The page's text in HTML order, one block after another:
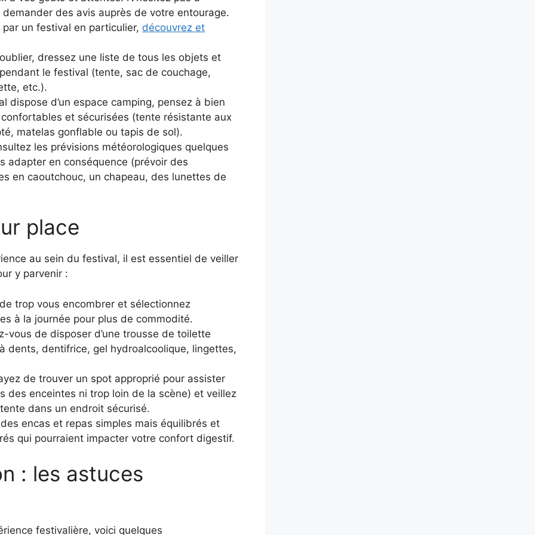
des avis auprès de votre entourage.
un festival en particulier, découvrez et
dressez une liste de tous les objets et
le festival (tente, sac de couchage,
etc.).
dispose d’un espace camping, pensez à bien
et sécurisées (tente résistante aux
matelas gonflable ou tapis de sol).
les prévisions météorologiques quelques
adapter en conséquence (prévoir des
en caoutchouc, un chapeau, des lunettes de
place
au sein du festival, il est essentiel de veiller
y parvenir :
trop vous encombrer et sélectionnez
à la journée pour plus de commodité.
vous de disposer d’une trousse de toilette
dents, dentifrice, gel hydroalcoolique, lingettes,
de trouver un spot approprié pour assister
des enceintes ni trop loin de la scène) et veillez
dans un endroit sécurisé.
encas et repas simples mais équilibrés et
qui pourraient impacter votre confort digestif.
: les astuces
festivalière, voici quelques